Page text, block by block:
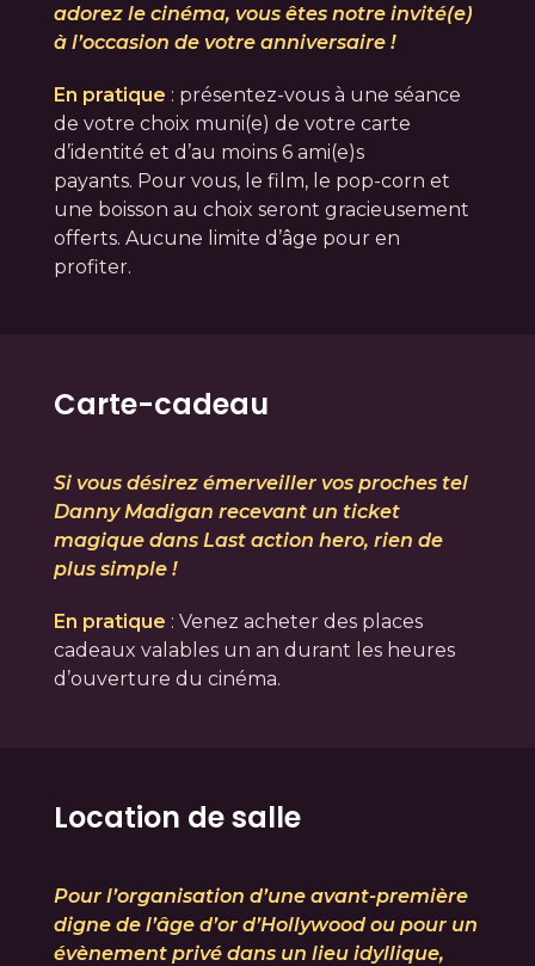
adorez le cinéma, vous êtes notre invité(e)
à l’occasion de votre anniversaire !
En pratique : présentez-vous à une séance
de votre choix muni(e) de votre carte
d’identité et d’au moins 6 ami(e)s
payants. Pour vous, le film, le pop-corn et
une boisson au choix seront gracieusement
offerts. Aucune limite d’âge pour en
profiter.
Carte-cadeau
Si vous désirez émerveiller vos proches tel
Danny Madigan recevant un ticket
magique dans Last action hero, rien de
plus simple !
En pratique : Venez acheter des places
cadeaux valables un an durant les heures
d’ouverture du cinéma.
Location de salle
Pour l’organisation d’une avant-première
digne de l’âge d’or d’Hollywood ou pour un
évènement privé dans un lieu idyllique,